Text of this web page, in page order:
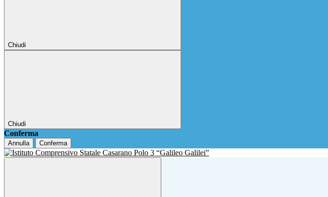
Chiudi
Chiudi
Conferma
Annulla Conferma